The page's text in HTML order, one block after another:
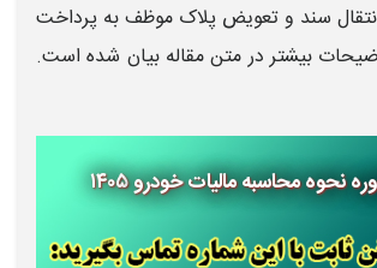
سند و تعویض پلاک موظف به پرداخت
بیشتر در متن مقاله بیان شده است.
نحوه محاسبه مالیات خودرو ۱۴۰۵